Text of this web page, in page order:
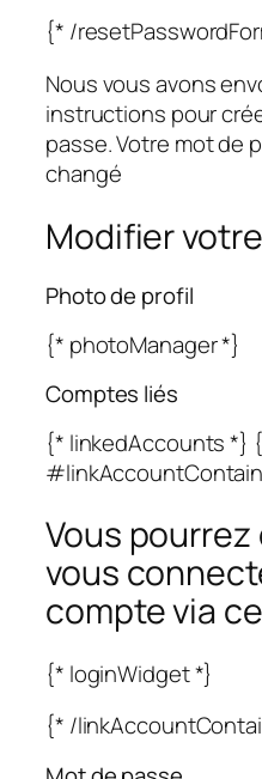
{* /
Nous vous avons
instructions pour
passe. Votre mot de
changé
Modifier
Photo de profil
{* photoManager *}
Comptes liés
{* linkedAccounts *}
Vous
vous
compte via
{* loginWidget *}
{* /